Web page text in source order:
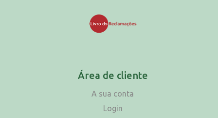
Área de cliente
A sua conta
Login